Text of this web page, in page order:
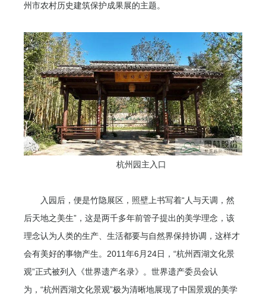
州市农村历史建筑保护成果展的主题。
杭州园主入口
入园后，便是竹隐展区，照壁上书写着“人与天调，然
后天地之美生”，这是两千多年前管子提出的美学理念，该
理念认为人类的生产、生活都要与自然界保持协调，这样才
会有美好的事物产生。2011年6月24日，“杭州西湖文化景
观”正式被列入《世界遗产名录》。世界遗产委员会认
为，“杭州西湖文化景观”极为清晰地展现了中国景观的美学